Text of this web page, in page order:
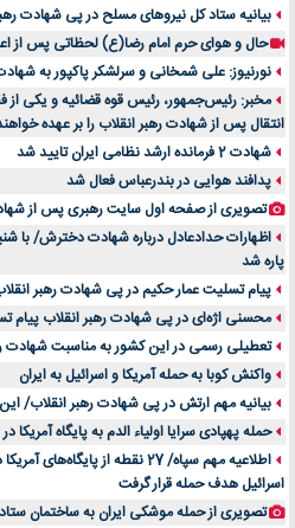
بیانیه ستاد کل نیروهای مسلح در پی شهادت
حال و هوای حرم امام رضا(ع) لحظاتی پس از
نورنیوز: علی شمخانی و سرلشکر پاکپور به
مخبر: رئیس‌جمهور، رئیس قوه ‌قضائیه و یکی از
انتقال پس ‌از شهادت رهبر انقلاب را بر عهده
شهادت 2 فرمانده ارشد نظامی ایران تایید شد
پدافند هوایی در بندرعباس فعال شد
تصویری از صفحه اول سایت رهبری پس از
اظهارات حدادعادل درباره شهادت دخترش/ با
پاره شد
پیام تسلیت عمار حکیم در پی شهادت رهبر
محسنی اژه‌ای در پی شهادت رهبر انقلاب پیام
تعطیلی رسمی در این کشور به مناسبت شهادت
واکنش کوبا به حمله آمریکا و اسرائیل به ایران
بیانیه مهم ارتش در پی شهادت رهبر انقلاب/
حمله پهپادی سرایا اولیاء الدم به پایگاه آمریکا در
اطلاعیه مهم سپاه/ 27 نقطه از
اسرائیل هدف حمله قرار گرفت
تصویری از حمله موشکی ایران به ساختمان